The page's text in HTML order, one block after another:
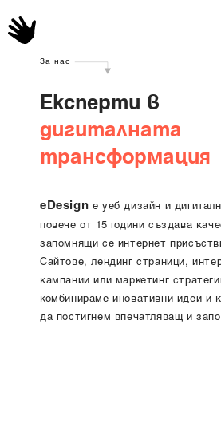
За нас
Експерти в
дигиталната
трансформация
eDesign е уеб дизайн и
повече от 15 години създава
запомнящи се интернет
Сайтове, лендинг страници,
кампании или маркетинг
комбинираме иновативни идеи и
да постигнем впечатляващ и